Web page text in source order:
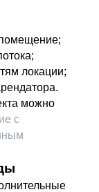
локации;
можно
с